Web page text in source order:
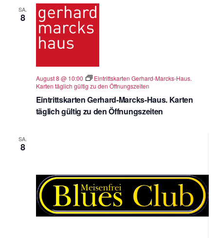
SA.
8
Eintrittskarten Gerhard-Marcks-Haus. Karten
täglich gültig zu den Öffnungszeiten
August 8 @ 10:00
Eintrittskarten Gerhard-Marcks-Haus.
Karten täglich gültig zu den Öffnungszeiten
SA.
8